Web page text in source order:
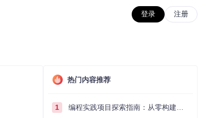
登录 注册
热门内容推荐
1 编程实践项目探索指南：从零构建技术能力体系